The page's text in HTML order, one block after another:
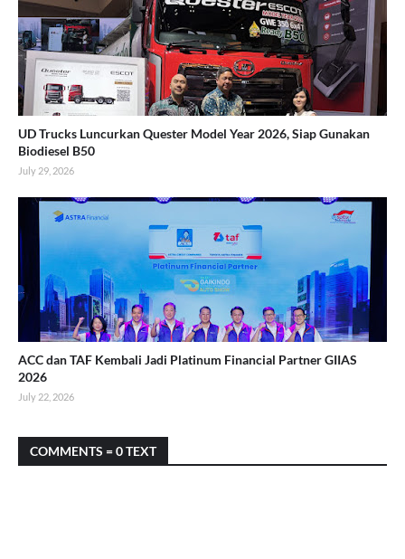
UD Trucks Luncurkan Quester Model Year 2026, Siap Gunakan
Biodiesel B50
July 29, 2026
ACC dan TAF Kembali Jadi Platinum Financial Partner GIIAS
2026
July 22, 2026
COMMENTS = 0 TEXT